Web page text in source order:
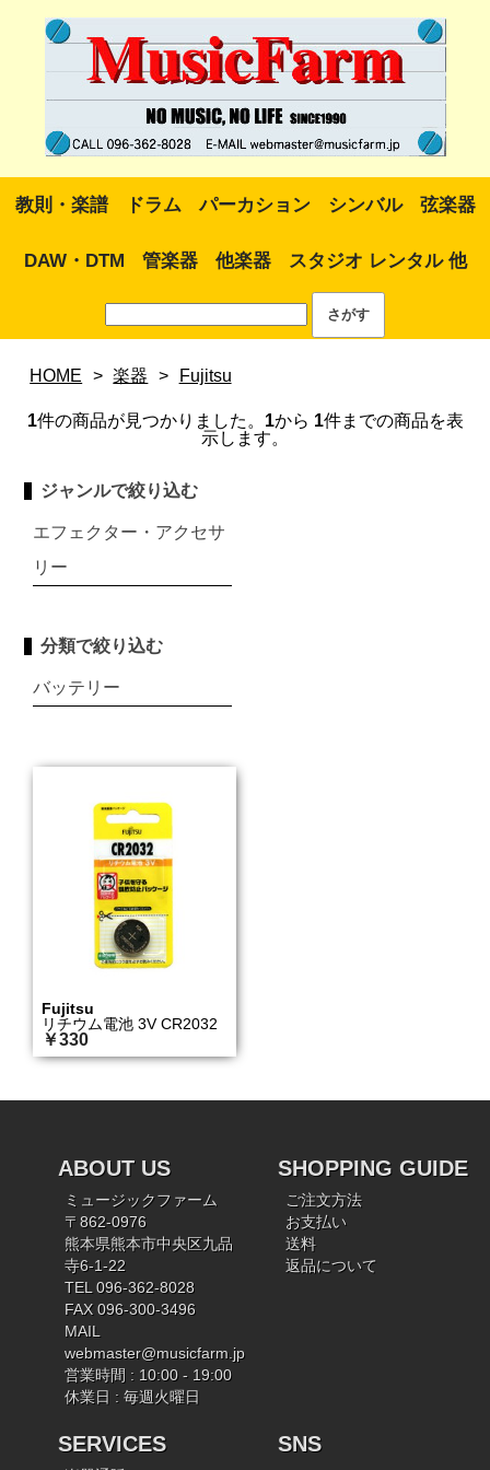
教則・楽譜 ドラム パーカション シンバル 弦楽器
DAW・DTM 管楽器 他楽器 スタジオ レンタル 他
HOME > 楽器 > Fujitsu
1件の商品が見つかりました。 1から 1件までの商品を表
示します。
ジャンルで絞り込む
エフェクター・アクセサ
リー
分類で絞り込む
バッテリー
Fujitsu
リチウム電池 3V CR2032
￥330
ABOUT US
ミュージックファーム
〒862-0976
熊本県熊本市中央区九品
寺6-1-22
TEL 096-362-8028
FAX 096-300-3496
MAIL
webmaster@musicfarm.jp
営業時間 : 10:00 - 19:00
休業日 : 毎週火曜日
SHOPPING GUIDE
ご注文方法
お支払い
送料
返品について
SERVICES SNS